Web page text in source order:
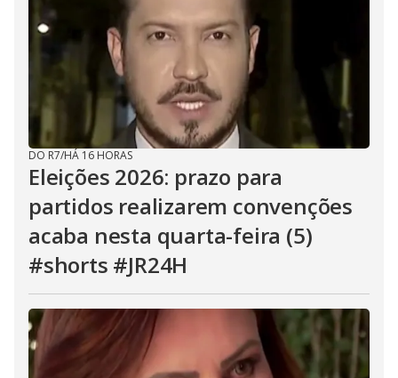
DO R7/HÁ 16 HORAS
Eleições 2026: prazo para
partidos realizarem convenções
acaba nesta quarta-feira (5)
#shorts #JR24H